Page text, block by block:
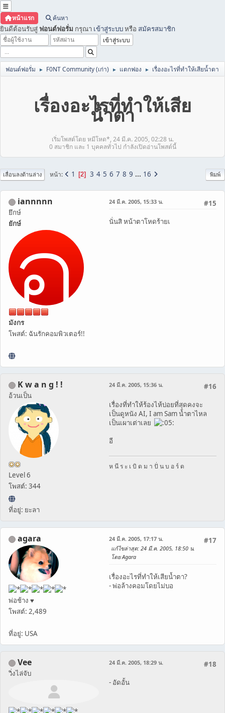
หน้าแรก ค้นหา
ยินดีต้อนรับสู่ ฟอนต์ฟอรั่ม กรุณา เข้าสู่ระบบหรือ สมัครสมาชิก
ฟอนต์ฟอรั่ม ► F0NT Community (เก่า) ► แตกฟอง ► เรื่องอะไรที่ทำให้เสียน้ำตา
เรื่องอะไรที่ทำให้เสีย
น้ำตา
เริ่มโพสต์โดย หมีโหด*, 24 มี.ค. 2005, 02:28 น.
0 สมาชิก และ 1 บุคคลทั่วไป กำลังเปิดอ่านโพสต์นี้
พิมพ์
เลื่อนลงด้านล่าง หน้า 1 2 3 4 5 6 7 8 9 ... 16
iannnnn
ยึกษ์
ยักษ์
มังกร
โพสต์: ฉันรักคอมพิวเตอร์!!
#15
24 มี.ค. 2005, 15:33 น.
นั่นสิ หน้าตาโหดร้ายเ
K w a n g ! !
อ้วนเป็น
Level 6
โพสต์: 344
ที่อยู่: ยะลา
#16
24 มี.ค. 2005, 15:36 น.
เรื่องที่ทำให้ร้องไห้บ่อยที่สุดคงจะ
เป็นดูหนัง AI, I am Sam น้ำตาไหล
เป็นเผาเต่าเลย
อี
ห นี ร ะ เ บิ ด ม า ปั่ น บ อ ร์ ด
agara
พ่อช้าง ♥
โพสต์: 2,489
ที่อยู่: USA
#17
24 มี.ค. 2005, 17:17 น.
แก้ไขล่าสุด: 24 มี.ค. 2005, 18:50 น.
โดย Agara
เรื่องอะไรที่ทำให้เสียน้ำตา?
- พ่อล้างคอมโดยไม่บอ
Vee
วิ่งไล่จับ
#18
24 มี.ค. 2005, 18:29 น.
- อัดอั้น